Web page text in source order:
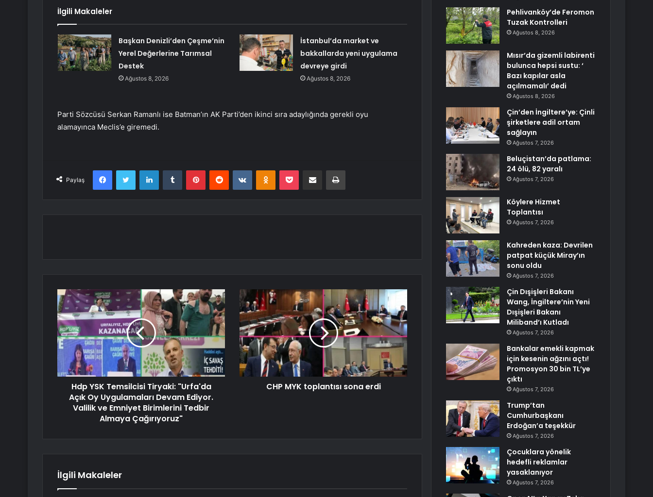
İlgili Makaleler
Başkan Denizli’den Çeşme’nin
Yerel Değerlerine Tarımsal
Destek
Ağustos 8, 2026
İstanbul’da market ve
bakkallarda yeni uygulama
devreye girdi
Ağustos 8, 2026
Parti Sözcüsü Serkan Ramanlı ise Batman’ın AK Parti’den ikinci sıra adaylığında gerekli oyu
alamayınca Meclis’e giremedi.
Paylaş
FacebookTwitter LinkedInTumblr PinterestReddit VKontakteOdnoklassniki
Pocket E-Posta ile paylaş Yazdır
Hdp YSK Temsilcisi Tiryaki: "Urfa'da
Açık Oy Uygulamaları Devam Ediyor.
Valilik ve Emniyet Birimlerini Tedbir
Almaya Çağırıyoruz"
CHP MYK toplantısı sona erdi
İlgili Makaleler
Pehlivanköy’de Feromon
Tuzak Kontrolleri
Ağustos 8, 2026
Mısır’da gizemli labirenti
bulunca hepsi sustu: ‘
Bazı kapılar asla
açılmamalı’ dedi
Ağustos 8, 2026
Çin’den İngiltere’ye: Çinli
şirketlere adil ortam
sağlayın
Ağustos 7, 2026
Beluçistan’da patlama:
24 ölü, 82 yaralı
Ağustos 7, 2026
Köylere Hizmet
Toplantısı
Ağustos 7, 2026
Kahreden kaza: Devrilen
patpat küçük Miray’ın
sonu oldu
Ağustos 7, 2026
Çin Dışişleri Bakanı
Wang, İngiltere’nin Yeni
Dışişleri Bakanı
Miliband’ı Kutladı
Ağustos 7, 2026
Bankalar emekli kapmak
için kesenin ağzını açtı!
Promosyon 30 bin TL’ye
çıktı
Ağustos 7, 2026
Trump’tan
Cumhurbaşkanı
Erdoğan’a teşekkür
Ağustos 7, 2026
Çocuklara yönelik
hedefli reklamlar
yasaklanıyor
Ağustos 7, 2026